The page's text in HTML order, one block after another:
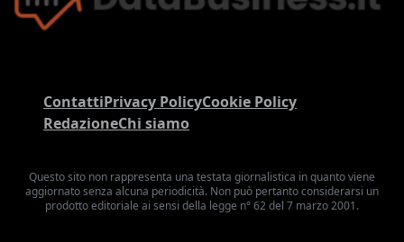
ContattiPrivacy PolicyCookie Policy
RedazioneChi siamo
Questo sito non rappresenta una testata giornalistica in quanto viene
aggiornato senza alcuna periodicità. Non può pertanto considerarsi un
prodotto editoriale ai sensi della legge n° 62 del 7 marzo 2001.